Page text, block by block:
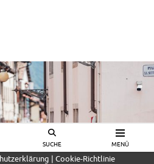
SUCHE MENÜ
| Cookie-Richtlinie